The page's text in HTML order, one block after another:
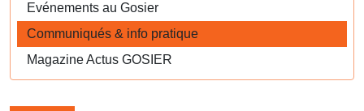
Evénements au Gosier
Communiqués & info pratique
Magazine Actus GOSIER